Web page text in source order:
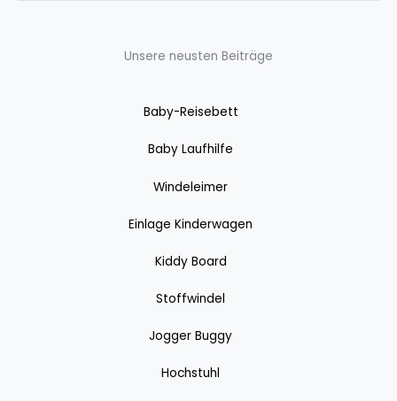
Unsere neusten Beiträge
Baby-Reisebett
Baby Laufhilfe
Windeleimer
Einlage Kinderwagen
Kiddy Board
Stoffwindel
Jogger Buggy
Hochstuhl